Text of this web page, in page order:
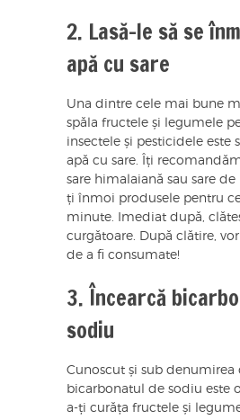
2. Lasă-le să se
apă cu sare
Una dintre cele mai bune
spăla fructele și legumele
insectele și pesticidele este
apă cu sare. Îți
sare himalaiană sau sare de
ți înmoi produsele pentru
minute. Imediat după,
curgătoare. După clătire,
de a fi consumate!
3. Încearcă
sodiu
Cunoscut și sub denumirea
bicarbonatul de sodiu este
a-ți curăța fructele și